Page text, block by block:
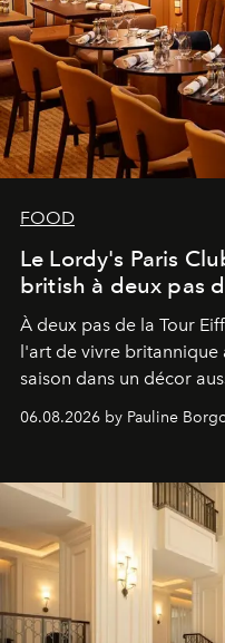
FOOD
Le Lordy's Paris
british à deux pas
À deux pas de la Tour
l'art de vivre britannique
saison dans un décor
06.08.2026 by Pauline